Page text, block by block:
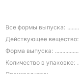
Все формы выпуска:
Действующее вещество:
Форма выпуска:
Количество в упаковке: